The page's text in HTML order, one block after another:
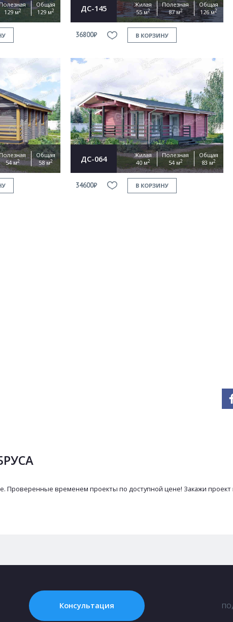
129 м2
Общая
129 м2 ДС-145
Жилая
55 м2
Полезная
87 м2
Общая
126 м2
36800₽ В КОРЗИНУ
Полезная
54 м2
Общая
58 м2 ДС-064
Жилая
40 м2
Полезная
54 м2
Общая
83 м2
34600₽ В КОРЗИНУ
Проверенные временем проекты по доступной цене! Закажи проект
Консультация
файл
by reCAPTCHA and the Google
Terms of Service
ОТПРАВИТЬ